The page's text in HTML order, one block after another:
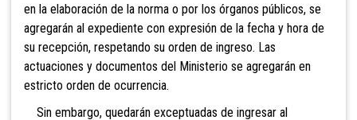
en la elaboración de la norma o por los órganos públicos, se
agregarán al expediente con expresión de la fecha y hora de
su recepción, respetando su orden de ingreso. Las
actuaciones y documentos del Ministerio se agregarán en
estricto orden de ocurrencia.
Sin embargo, quedarán exceptuadas de ingresar al